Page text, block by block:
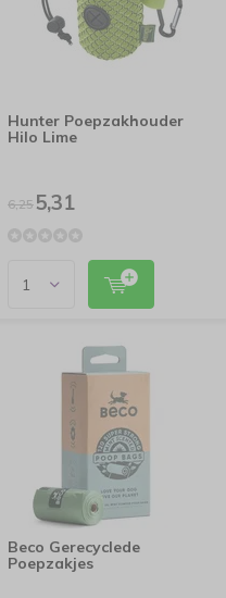
Hunter Poepzakhouder
Hilo Lime
6,255,31
Beco Gerecyclede
Poepzakjes